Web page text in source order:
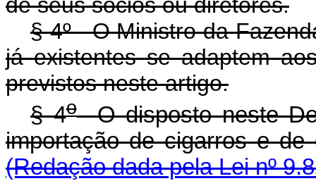
de seus sócios ou diretores.
§ 4º - O Ministro da
já existentes se adaptem
previstos neste artigo.
§ 4oO disposto neste
importação de cigarros
(Redação dada pela Lei nº